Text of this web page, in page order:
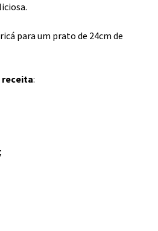
para um prato de 24cm de
receita: